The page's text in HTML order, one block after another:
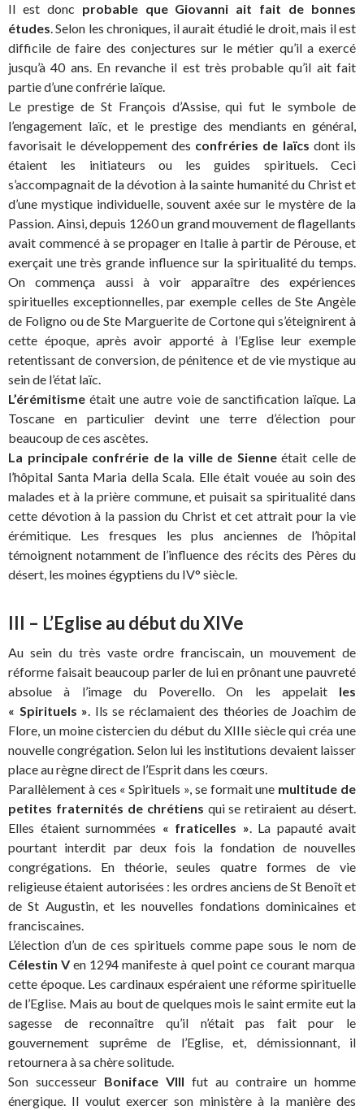
Il est donc probable que Giovanni ait fait de bonnes
études. Selon les chroniques, il aurait étudié le droit, mais il est
difficile de faire des conjectures sur le métier qu’il a exercé
jusqu’à 40 ans. En revanche il est très probable qu’il ait fait
partie d’une confrérie laïque.
Le prestige de St François d’Assise, qui fut le symbole de
l’engagement laïc, et le prestige des mendiants en général,
favorisait le développement des confréries de laïcs dont ils
étaient les initiateurs ou les guides spirituels. Ceci
s’accompagnait de la dévotion à la sainte humanité du Christ et
d’une mystique individuelle, souvent axée sur le mystère de la
Passion. Ainsi, depuis 1260 un grand mouvement de flagellants
avait commencé à se propager en Italie à partir de Pérouse, et
exerçait une très grande influence sur la spiritualité du temps.
On commença aussi à voir apparaître des expériences
spirituelles exceptionnelles, par exemple celles de Ste Angèle
de Foligno ou de Ste Marguerite de Cortone qui s’éteignirent à
cette époque, après avoir apporté à l’Eglise leur exemple
retentissant de conversion, de pénitence et de vie mystique au
sein de l’état laïc.
L’érémitisme était une autre voie de sanctification laïque. La
Toscane en particulier devint une terre d’élection pour
beaucoup de ces ascètes.
La principale confrérie de la ville de Sienneétait celle de
l’hôpital Santa Maria della Scala. Elle était vouée au soin des
malades et à la prière commune, et puisait sa spiritualité dans
cette dévotion à la passion du Christ et cet attrait pour la vie
érémitique. Les fresques les plus anciennes de l’hôpital
témoignent notamment de l’influence des récits des Pères du
désert, les moines égyptiens du IV° siècle.
III – L’Eglise au début du XIVe
Au sein du très vaste ordre franciscain, un mouvement de
réforme faisait beaucoup parler de lui en prônant une pauvreté
absolue à l’image du Poverello. On les appelait les
« Spirituels ». Ils se réclamaient des théories de Joachim de
Flore, un moine cistercien du début du XIIIe siècle qui créa une
nouvelle congrégation. Selon lui les institutions devaient laisser
place au règne direct de l’Esprit dans les cœurs.
Parallèlement à ces « Spirituels », se formait une multitude de
petites fraternités de chrétiens qui se retiraient au désert.
Elles étaient surnommées « fraticelles ». La papauté avait
pourtant interdit par deux fois la fondation de nouvelles
congrégations. En théorie, seules quatre formes de vie
religieuse étaient autorisées : les ordres anciens de St Benoît et
de St Augustin, et les nouvelles fondations dominicaines et
franciscaines.
L’élection d’un de ces spirituels comme pape sous le nom de
Célestin Ven 1294 manifeste à quel point ce courant marqua
cette époque. Les cardinaux espéraient une réforme spirituelle
de l’Eglise. Mais au bout de quelques mois le saint ermite eut la
sagesse de reconnaître qu’il n’était pas fait pour le
gouvernement suprême de l’Eglise, et, démissionnant, il
retournera à sa chère solitude.
Son successeur Boniface VIII fut au contraire un homme
énergique. Il voulut exercer son ministère à la manière des